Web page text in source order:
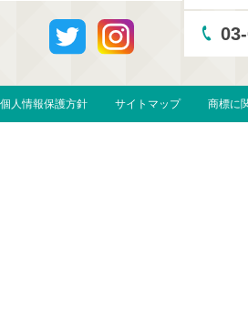
個人情報保護方針 サイトマップ 商標に